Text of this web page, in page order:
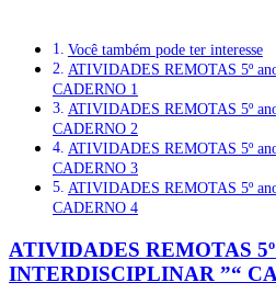
Você também pode ter interesse
ATIVIDADES REMOTAS 5º
CADERNO 1
ATIVIDADES REMOTAS 5º
CADERNO 2
ATIVIDADES REMOTAS 5º
CADERNO 3
ATIVIDADES REMOTAS 5º
CADERNO 4
ATIVIDADES REMOTAS
INTERDISCIPLINAR ”“